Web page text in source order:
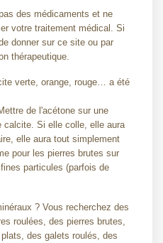
des médicaments et ne
votre traitement médical. Si
donner sur ce site ou par
thérapeutique.
verte, orange, rouge… a été
de l'acétone sur une
Si elle colle, elle aura
elle aura tout simplement
pour les pierres brutes sur
particules (parfois de
? Vous recherchez des
roulées, des pierres brutes,
des galets roulés, des